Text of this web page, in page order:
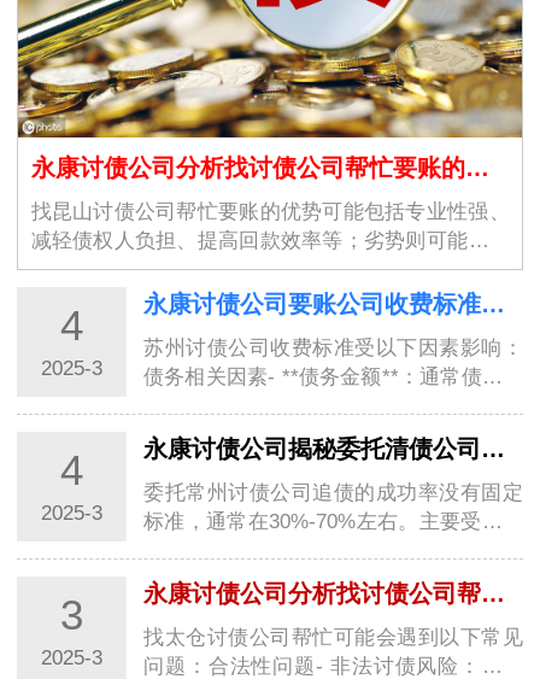
永康讨债公司分析找讨债公司帮忙要账的优势和劣势
找昆山讨债公司帮忙要账的优势可能包括专业性强、
减轻债权人负担、提高回款效率等；劣势则可能涉及
合法性争议、高昂的费用以…
4
2025-3
永康讨债公司要账公司收费标准受哪些因素影响？
苏州讨债公司收费标准受以下因素影响：
债务相关因素- **债务金额**：通常债务金
例收费…
4
2025-3
永康讨债公司揭秘委托清债公司追债的成功率有多高？
委托常州讨债公司追债的成功率没有固定
标准，通常在30%-70%左右。主要受以下
程度**…
3
2025-3
永康讨债公司分析找讨债公司帮忙可能会遇到常见问题
找太仓讨债公司帮忙可能会遇到以下常见
问题：合法性问题- 非法讨债风险：部分